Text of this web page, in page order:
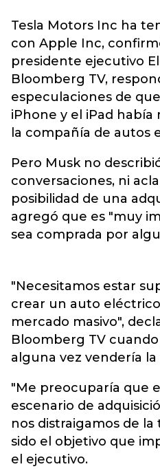
Tesla Motors Inc ha
con Apple Inc,
presidente ejecutivo
Bloomberg TV,
especulaciones de
iPhone y el iPad
la compañía de autos
Pero Musk no
conversaciones, ni
posibilidad de una
agregó que es "muy
sea comprada por
"Necesitamos estar
crear un auto
mercado masivo",
Bloomberg TV
alguna vez vendería
"Me preocuparía que
escenario de
nos distraigamos de
sido el objetivo que
el ejecutivo.